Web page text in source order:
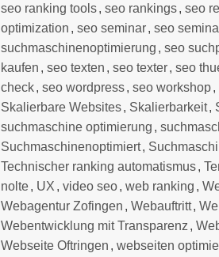
seo ranking tools,seo rankings,seo
optimization ,seo seminar,seo
suchmaschinenoptimierung ,seo
kaufen ,seo texten ,seo texter,seo
check,seo wordpress,seo workshop,
Skalierbare Websites, Skalierbarkeit,
suchmaschine optimierung ,
Suchmaschinenoptimiert,
Technischer ranking automatismus,
nolte, UX ,video seo,web ranking ,
Webagentur Zofingen ,Webauftritt,
Webentwicklung mit Transparenz ,
Webseite Oftringen ,webseiten